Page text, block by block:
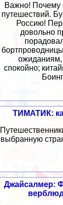
Важно! Почему
путешествий.
Россию!
довольно
ожиданиям,
спокойно;
ТИМАТИК:
выбранную
Джайсалмер: